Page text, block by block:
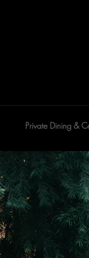
Private Dining &